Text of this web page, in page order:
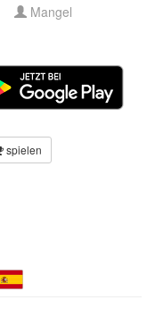
Mangel
spielen